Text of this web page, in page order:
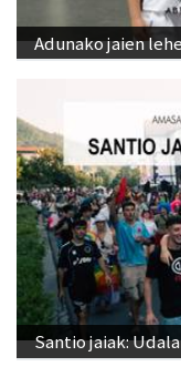
Adunako jaien
Santio jaiak: